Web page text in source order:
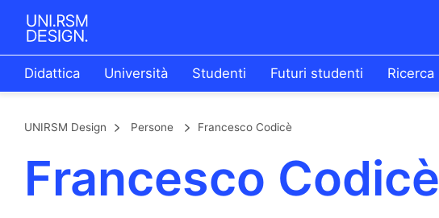
Didattica Università Studenti Futuri studenti Ricerca
UNIRSM Design Persone Francesco Codicè
Francesco Codicè